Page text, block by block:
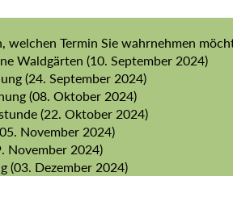
welchen Termin Sie wahrnehmen
Waldgärten (10. September 2024)
(24. September 2024)
(08. Oktober 2024)
(22. Oktober 2024)
November 2024)
November 2024)
(03. Dezember 2024)